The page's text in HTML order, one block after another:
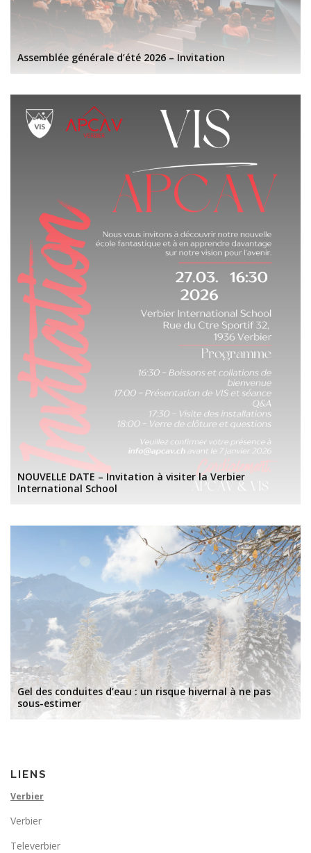
Assemblée générale d’été 2026 – Invitation
NOUVELLE DATE – Invitation à visiter la Verbier
International School
Gel des conduites d’eau : un risque hivernal à ne pas
sous-estimer
LIENS
Verbier
Verbier
Televerbier